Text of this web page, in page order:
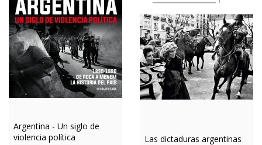
Argentina - Un siglo de
violencia política
Las dictaduras argentinas